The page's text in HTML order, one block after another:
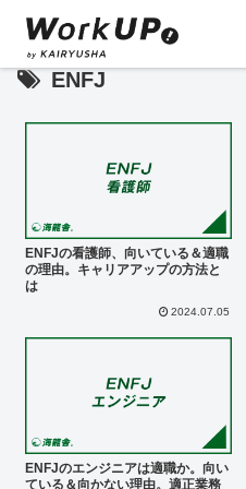
ENFJ
ENFJの看護師、向いている＆適職
の理由。キャリアアップの方法と
は
2024.07.05
ENFJのエンジニアは適職か。向い
ている＆向かない理由。適正業務